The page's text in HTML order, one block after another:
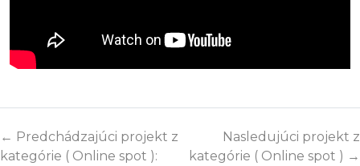
← Predchádzajúci projekt z
kategórie ( Online spot ):
Nasledujúci projekt z
kategórie ( Online spot ) →